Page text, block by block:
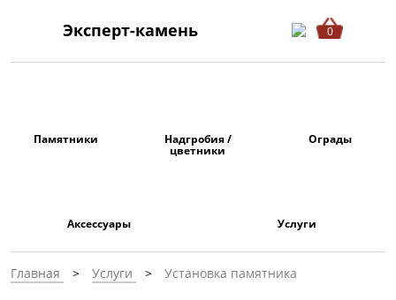
Эксперт-камень 0
Памятники Надгробия /
цветники
Ограды
Аксессуары Услуги
Главная Услуги Установка памятника